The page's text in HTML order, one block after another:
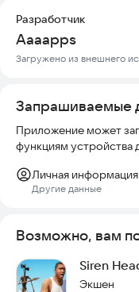
подготовили.
Скачайте игру прямо
Разработчик
Aaaapps
Загружено из внешнего
Запрашиваемые
Приложение может
функциям устройства
Личная информация
Другие данные
Возможно, вам
Siren
Экшен